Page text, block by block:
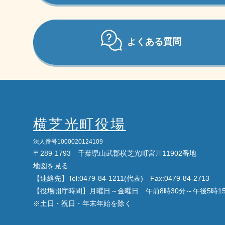
よくある質問
横芝光町役場
法人番号1000020124109
〒289-1793 千葉県山武郡横芝光町宮川11902番地
地図を見る
【連絡先】Tel:0479-84-1211(代表) Fax:0479-84-2713
【役場開庁時間】月曜日～金曜日 午前8時30分～午後5時
※土日・祝日・年末年始を除く